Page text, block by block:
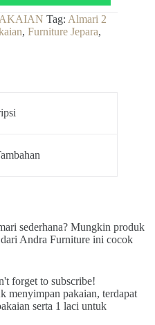
Tag: Almari 2
, Furniture Jepara,
sederhana? Mungkin produk
Andra Furniture ini cocok
forget to subscribe!
menyimpan pakaian, terdapat
serta 1 laci untuk